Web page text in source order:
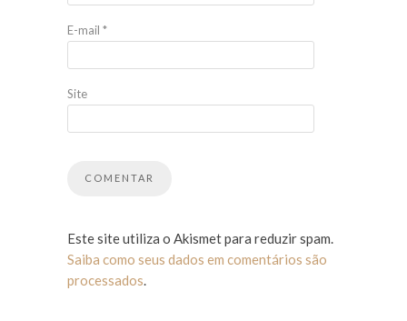
E-mail *
Site
Este site utiliza o Akismet para reduzir spam.
Saiba como seus dados em comentários são
processados.